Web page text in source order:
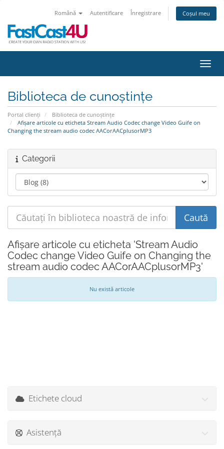
Română Autentificare Înregistrare Coșul meu
Biblioteca de cunoștințe
Portal clienți
Biblioteca de cunoștințe
Afișare articole cu eticheta Stream Audio Codec change Video Guife on
Changing the stream audio codec AACorAACplusorMP3
Categorii
Afișare articole cu eticheta 'Stream Audio
Codec change Video Guife on Changing the
stream audio codec AACorAACplusorMP3'
Nu există articole
Etichete cloud
Asistență